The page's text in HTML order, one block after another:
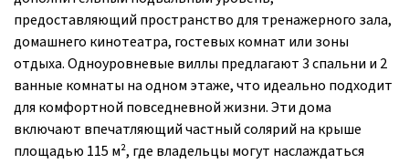
предоставляющий пространство для тренажерного зала,
домашнего кинотеатра, гостевых комнат или зоны
отдыха. Одноуровневые виллы предлагают 3 спальни и 2
ванные комнаты на одном этаже, что идеально подходит
для комфортной повседневной жизни. Эти дома
включают впечатляющий частный солярий на крыше
площадью 115 м², где владельцы могут наслаждаться